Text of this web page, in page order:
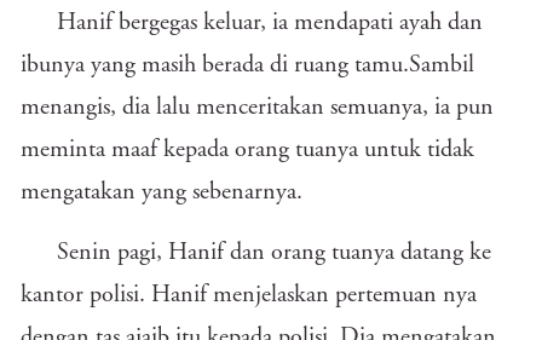
Hanif bergegas keluar, ia mendapati ayah dan
ibunya yang masih berada di ruang tamu.Sambil
menangis, dia lalu menceritakan semuanya, ia pun
meminta maaf kepada orang tuanya untuk tidak
mengatakan yang sebenarnya.
Senin pagi, Hanif dan orang tuanya datang ke
kantor polisi. Hanif menjelaskan pertemuan nya